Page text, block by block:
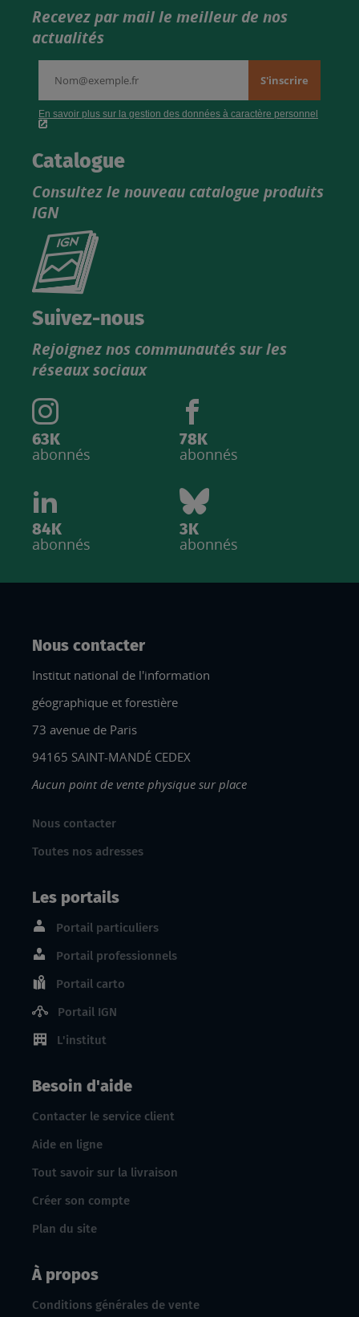
Recevez par mail le meilleur de nos
actualités
Catalogue
Consultez le nouveau catalogue produits
IGN
Consultez
catalogue
Suivez-nous
Rejoignez nos communautés sur les
réseaux sociaux
63K
abonnés
78K
abonnés
84K
abonnés
3K
abonnés
Nous contacter
Institut national de l'information
géographique et forestière
73 avenue de Paris
94165 SAINT-MANDÉ CEDEX
Aucun point de vente physique sur place
Nous contacter
Toutes nos adresses
Les portails
Portail particuliers
Portail professionnels
Portail carto
Portail IGN
L'institut
Besoin d'aide
Contacter le service client
Aide en ligne
Tout savoir sur la livraison
Créer son compte
Plan du site
À propos
Conditions générales de vente